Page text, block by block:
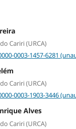
Cariri (URCA)
0003-1457-6281
Cariri (URCA)
0003-1903-3446
Alves
Cariri (URCA)